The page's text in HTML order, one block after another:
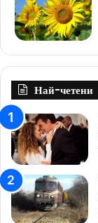
Най-четени